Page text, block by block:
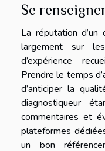
Se
La réputation d’un
largement sur
d’expérience
Prendre le temps
d’anticiper la
diagnostiqueur
commentaires et
plateformes
un bon